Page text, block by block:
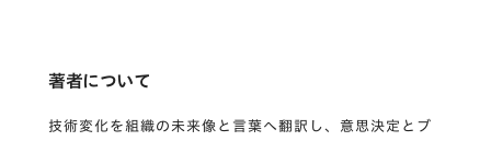
著者について
技術変化を組織の未来像と言葉へ翻訳し、意思決定とブ